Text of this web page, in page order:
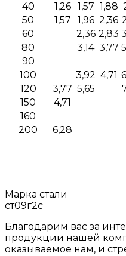
40
1,26 1,57 1,88
50
1,57 1,96 2,36
60
2,36 2,83
80
3,14 3,77
90
100
3,92 4,71
120
3,77 5,65
150
4,71
160
200
6,28
Марка стали
ст09г2с
Благодарим вас за
продукции нашей
оказываемое нам, и